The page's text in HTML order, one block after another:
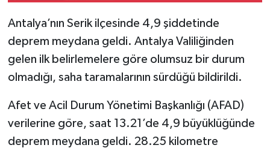
Antalya’nın Serik ilçesinde 4,9 şiddetinde
deprem meydana geldi. Antalya Valiliğinden
gelen ilk belirlemelere göre olumsuz bir durum
olmadığı, saha taramalarının sürdüğü bildirildi.
Afet ve Acil Durum Yönetimi Başkanlığı (AFAD)
verilerine göre, saat 13.21’de 4,9 büyüklüğünde
deprem meydana geldi. 28.25 kilometre